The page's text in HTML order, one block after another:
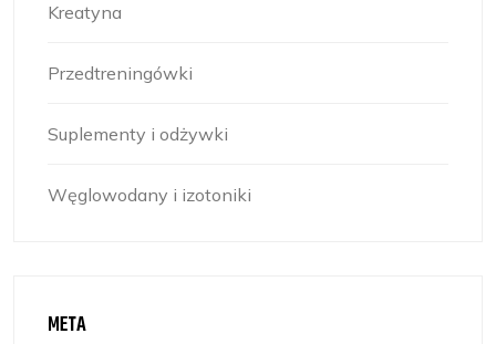
Kreatyna
Przedtreningówki
Suplementy i odżywki
Węglowodany i izotoniki
META